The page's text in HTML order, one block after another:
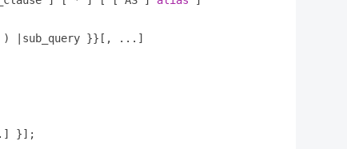
|sub_query }}[, ...]